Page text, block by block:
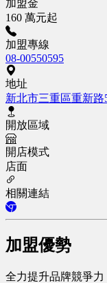
加盟金
160 萬元起
加盟專線
08-00550595
地址
新北市三重區重新路
開放區域
開店模式
店面
相關連結
加盟優勢
全力提升品牌競爭